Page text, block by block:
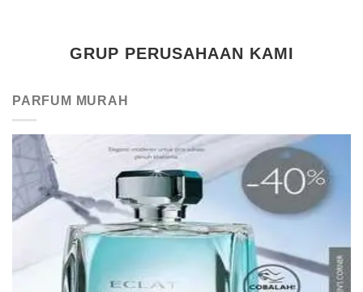
GRUP PERUSAHAAN KAMI
PARFUM MURAH